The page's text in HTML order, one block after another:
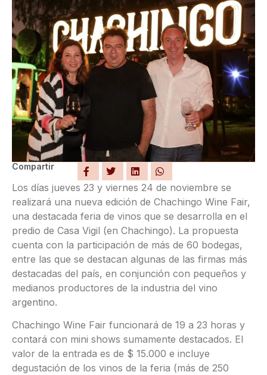
Compartir
Los días jueves 23 y viernes 24 de noviembre se
realizará una nueva edición de Chachingo Wine Fair,
una destacada feria de vinos que se desarrolla en el
predio de Casa Vigil (en Chachingo). La propuesta
cuenta con la participación de más de 60 bodegas,
entre las que se destacan algunas de las firmas más
destacadas del país, en conjunción con pequeños y
medianos productores de la industria del vino
argentino.
Chachingo Wine Fair funcionará de 19 a 23 horas y
contará con mini shows sumamente destacados. El
valor de la entrada es de $ 15.000 e incluye
degustación de los vinos de la feria (más de 250